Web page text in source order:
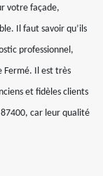
votre façade,
Il faut savoir qu’ils
professionnel,
Fermé. Il est très
et fidèles clients
car leur qualité